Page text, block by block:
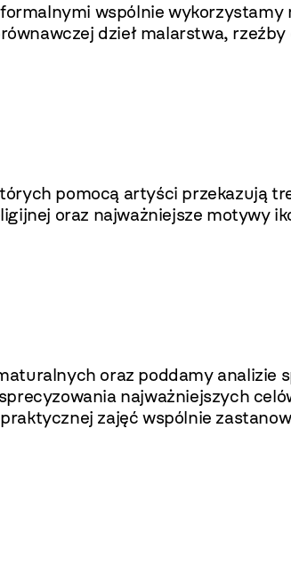
wspólnie
dzieł malarstwa,
pomocą artyści przekazują
oraz najważniejsze motywy
oraz poddamy analizie
najważniejszych
zajęć wspólnie